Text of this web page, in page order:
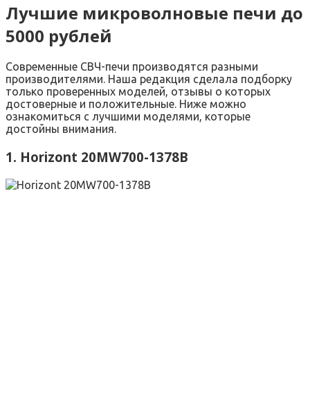
Лучшие микроволновые печи до
5000 рублей
Современные СВЧ-печи производятся разными
производителями. Наша редакция сделала подборку
только проверенных моделей, отзывы о которых
достоверные и положительные. Ниже можно
ознакомиться с лучшими моделями, которые
достойны внимания.
1. Horizont 20MW700-1378B